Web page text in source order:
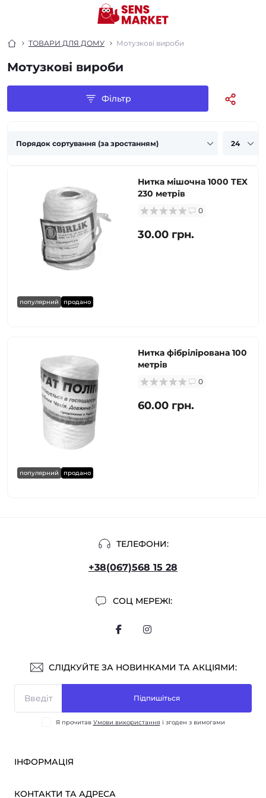
ТОВАРИ ДЛЯ ДОМУ Мотузкові вироби
Мотузкові вироби
Фільтр
популярний продано
Нитка мішочна 1000 TEX
230 метрів
0
30.00 грн.
популярний продано
Нитка фібрілірована 100
метрів
0
60.00 грн.
ТЕЛЕФОНИ:
+38(067)568 15 28
СОЦ МЕРЕЖІ:
СЛІДКУЙТЕ ЗА НОВИНКАМИ ТА АКЦІЯМИ:
Підпишіться
Я прочитав Умови використання і згоден з вимогами
ІНФОРМАЦІЯ
КОНТАКТИ ТА АДРЕСА